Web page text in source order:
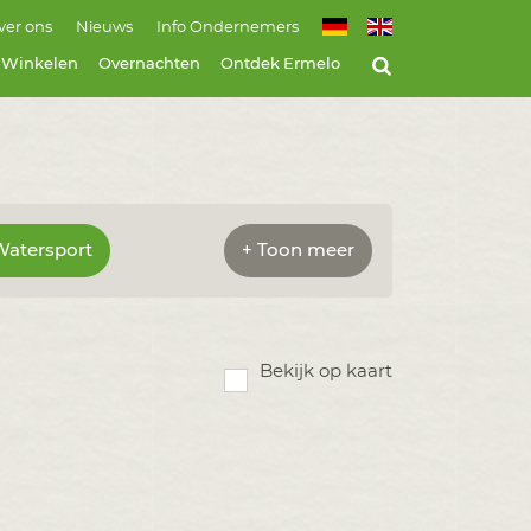
Winkelen Overnachten Ontdek Ermelo
ons Nieuws Info Ondernemers
+ Toon meer
Bekijk op kaart